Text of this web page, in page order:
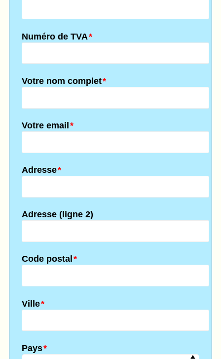
*
Numéro de TVA
*
Votre nom complet
*
Votre email
*
Adresse
Adresse (ligne 2)
*
Code postal
*
Ville
*
Pays